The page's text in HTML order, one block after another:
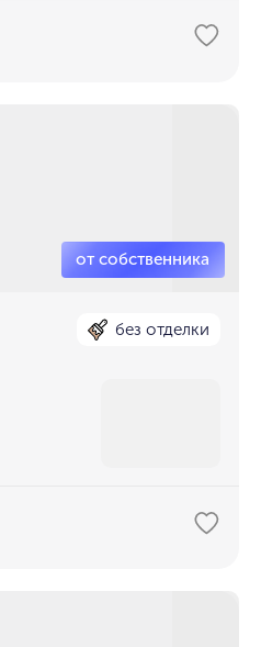
без отделки